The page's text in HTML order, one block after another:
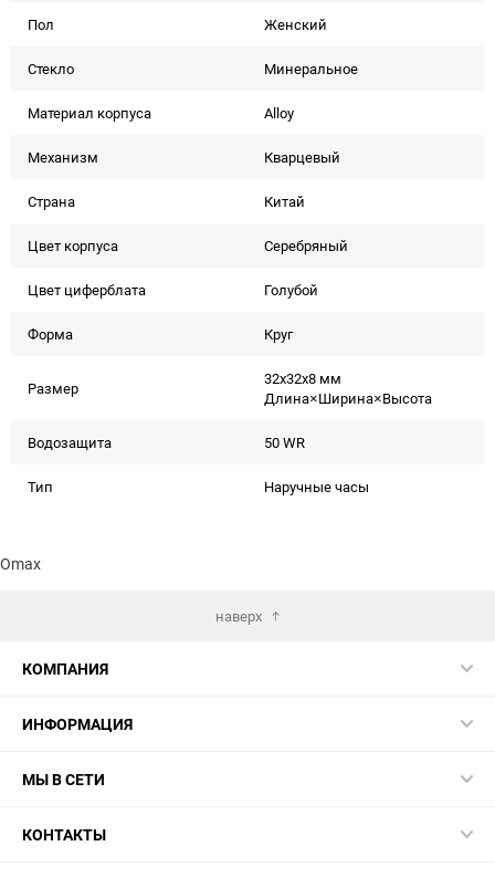
Пол Женский
Стекло Минеральное
Материал корпуса Alloy
Механизм Кварцевый
Страна Китай
Цвет корпуса Серебряный
Цвет циферблата Голубой
Форма Круг
Размер
32x32x8 мм
Длина×Ширина×Высота
Водозащита 50 WR
Тип Наручные часы
Omax
наверх
КОМПАНИЯ
ИНФОРМАЦИЯ
МЫ В СЕТИ
КОНТАКТЫ